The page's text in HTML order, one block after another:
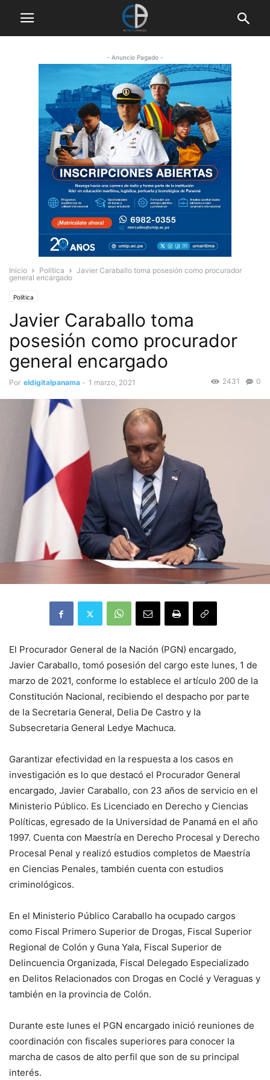
- Anuncio Pagado -
Inicio Política
Javier Caraballo toma posesión como procurador
general encargado
Política
Javier Caraballo toma
posesión como procurador
general encargado
Por eldigitalpanama - 1 marzo, 2021 0
2431
El Procurador General de la Nación (PGN) encargado,
Javier Caraballo, tomó posesión del cargo este lunes, 1 de
marzo de 2021, conforme lo establece el artículo 200 de la
Constitución Nacional, recibiendo el despacho por parte
de la Secretaria General, Delia De Castro y la
Subsecretaria General Ledye Machuca.
Garantizar efectividad en la respuesta a los casos en
investigación es lo que destacó el Procurador General
encargado, Javier Caraballo, con 23 años de servicio en el
Ministerio Público. Es Licenciado en Derecho y Ciencias
Políticas, egresado de la Universidad de Panamá en el año
1997. Cuenta con Maestría en Derecho Procesal y Derecho
Procesal Penal y realizó estudios completos de Maestría
en Ciencias Penales, también cuenta con estudios
criminológicos.
En el Ministerio Público Caraballo ha ocupado cargos
como Fiscal Primero Superior de Drogas, Fiscal Superior
Regional de Colón y Guna Yala, Fiscal Superior de
Delincuencia Organizada, Fiscal Delegado Especializado
en Delitos Relacionados con Drogas en Coclé y Veraguas y
también en la provincia de Colón.
Durante este lunes el PGN encargado inició reuniones de
coordinación con fiscales superiores para conocer la
marcha de casos de alto perfil que son de su principal
interés.